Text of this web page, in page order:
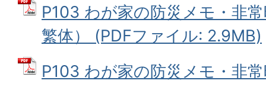
P103 わが家の防災メモ・非
繁体） (PDFファイル: 2.9MB)
P103 わが家の防災メモ・非